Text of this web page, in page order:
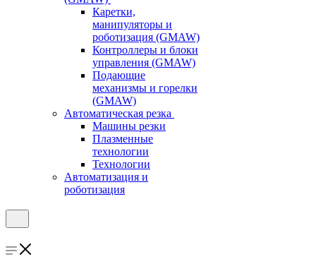
Каретки,
манипуляторы и
роботизация (GMAW)
Контроллеры и блоки
управления (GMAW)
Подающие
механизмы и горелки
(GMAW)
Автоматическая резка
Машины резки
Плазменные
технологии
Технологии
Автоматизация и
роботизация